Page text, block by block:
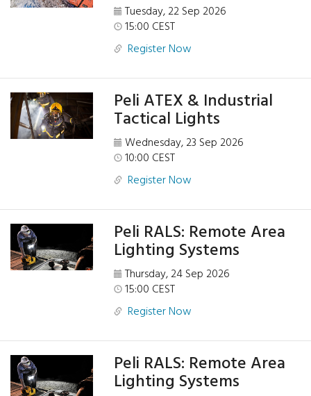
Tuesday, 22 Sep 2026
15:00 CEST
Register Now
Peli ATEX & Industrial
Tactical Lights
Wednesday, 23 Sep 2026
10:00 CEST
Register Now
Peli RALS: Remote Area
Lighting Systems
Thursday, 24 Sep 2026
15:00 CEST
Register Now
Peli RALS: Remote Area
Lighting Systems